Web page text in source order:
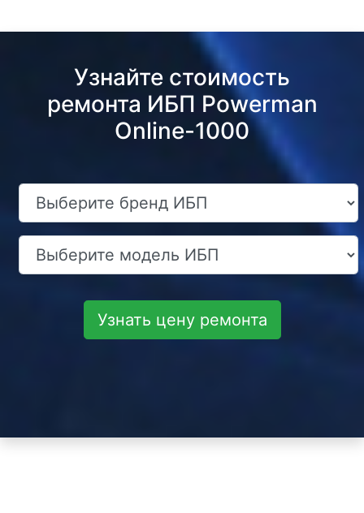
Узнайте стоимость
ремонта ИБП Powerman
Online-1000
Узнать цену ремонта